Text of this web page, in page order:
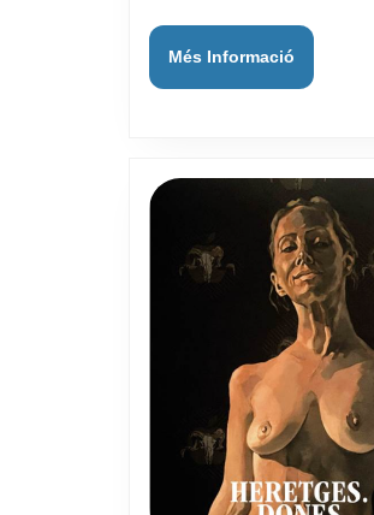
cultura
a
col·lectius
d’exclusió
social.
Més Informació
Informació